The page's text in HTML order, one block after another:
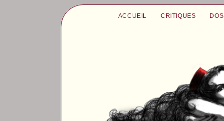
ACCUEIL CRITIQUES